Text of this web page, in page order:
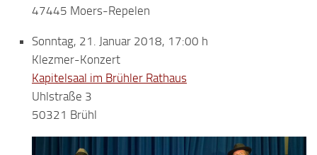
47445 Moers-Repelen
Sonntag, 21. Januar 2018, 17:00 h
Klezmer-Konzert
Kapitelsaal im Brühler Rathaus
Uhlstraße 3
50321 Brühl